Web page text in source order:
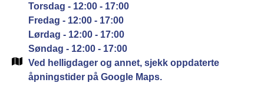
Torsdag - 12:00 - 17:00
Fredag - 12:00 - 17:00
Lørdag - 12:00 - 17:00
Søndag - 12:00 - 17:00
Ved helligdager og annet, sjekk oppdaterte
åpningstider på Google Maps.